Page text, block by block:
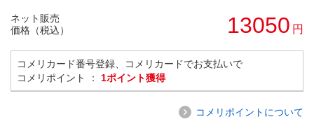
ネット販売
価格（税込）
13050 円
コメリカード番号登録、コメリカードでお支払いで
コメリポイント ： 1ポイント獲得
コメリポイントについて